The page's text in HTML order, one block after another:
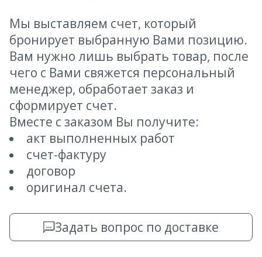
Мы выставляем счет, который
бронирует выбранную Вами позицию.
Вам нужно лишь выбрать товар, после
чего с Вами свяжется персональный
менеджер, обработает заказ и
сформирует счет.
Вместе с заказом Вы получите:
акт выполненных работ
счет-фактуру
договор
оригинал счета.
Задать вопрос по доставке